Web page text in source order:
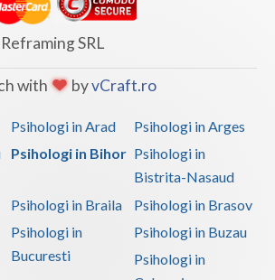
SRL
with byvCraft.ro
Psihologi in Arad
Psihologi in Arges
Psihologi in Bihor Psihologi in
Bistrita-Nasaud
Psihologi in Braila
Psihologi in Brasov
Psihologi in
Bucuresti
Psihologi in Buzau
Psihologi in